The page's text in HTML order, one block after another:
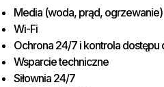
Media (woda, prąd, ogrzewanie)
Wi-Fi
Ochrona 24/7 i kontrola dostępu
Wsparcie techniczne
Siłownia 24/7